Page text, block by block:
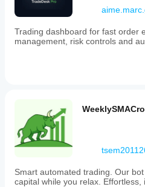
Trading dashboard for fast order
management, risk controls and
Smart automated trading. Our
capital while you relax. Effortless,